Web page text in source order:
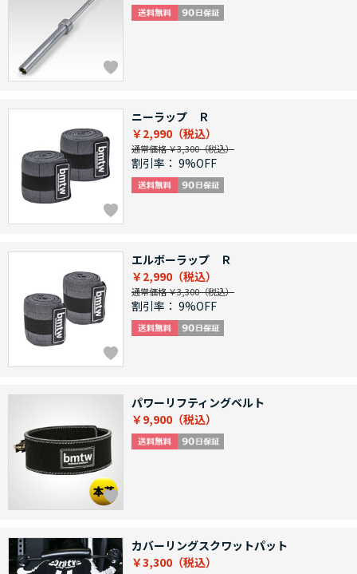
ニーラップ Ｒ
￥2,990
通常価格 ￥3,300
割引率： 9%OFF
エルボーラップ Ｒ
￥2,990
通常価格 ￥3,300
割引率： 9%OFF
パワーリフティングベルト
￥9,900
カバーリングスクワットパット
￥3,300